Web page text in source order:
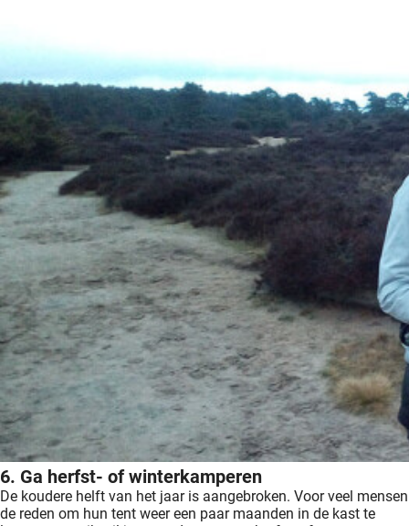
6. Ga herfst- of winterkamperen
De koudere helft van het jaar is aangebroken. Voor veel mensen
de reden om hun tent weer een paar maanden in de kast te